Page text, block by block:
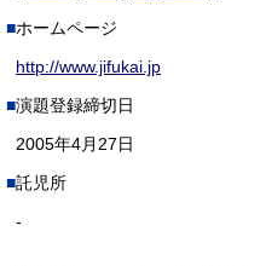
ホームページ
http://www.jifukai.jp
演題登録締切日
2005年4月27日
託児所
-